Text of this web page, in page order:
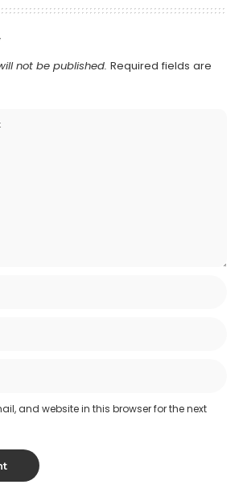
not be published. Required fields are
and website in this browser for the next